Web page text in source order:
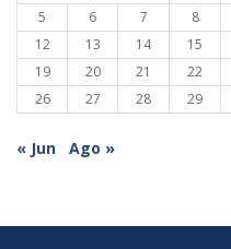
5
6 7 8
12
13 14 15
19
20 21 22
26
27 28 29
« Jun Ago »